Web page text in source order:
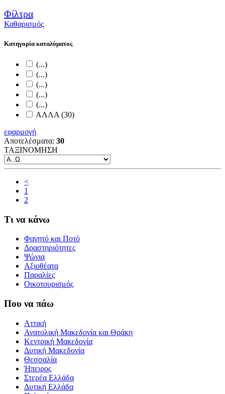
Φίλτρα
Καθαρισμός
Κατηγορία καταλύματος
(...)
(...)
(...)
(...)
(...)
ΑΛΛΑ (30)
εφαρμογή
Αποτελέσματα: 30
ΤΑΞΙΝΟΜΗΣΗ
<
1
2
Τι να κάνω
Φαγητό και Ποτό
Δραστηριότητες
Ψώνια
Αξιοθέατα
Παραλίες
Οικοτουρισμός
Που να πάω
Αττική
Ανατολική Μακεδονία και Θράκη
Κεντρική Μακεδονία
Δυτική Μακεδονία
Θεσσαλία
Ήπειρος
Στερέα Ελλάδα
Δυτική Ελλάδα